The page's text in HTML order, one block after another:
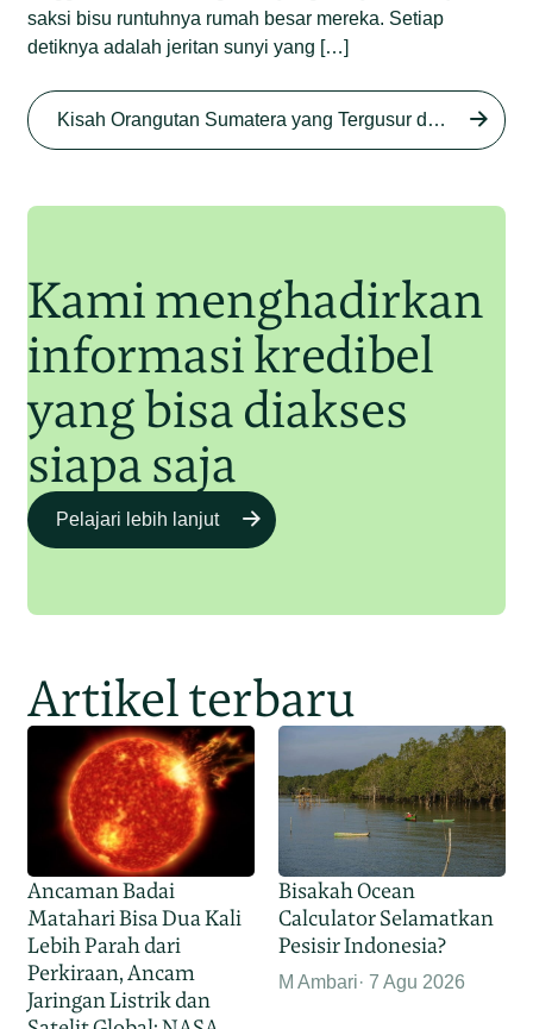
Sumatera di Rawa Tripa
Junaidi Hanafiah 27 Agu 2025
Begini Modus Perburuan
saksi bisu runtuhnya rumah besar mereka. Setiap
detiknya adalah jeritan sunyi yang […]
Kisah Orangutan Sumatera yang Tergusur dari Rumah Sendiri series
Kami menghadirkan
informasi kredibel
yang bisa diakses
siapa saja
Pelajari lebih lanjut
Artikel terbaru
Ancaman Badai
Matahari Bisa Dua Kali
Lebih Parah dari
Perkiraan, Ancam
Jaringan Listrik dan
Bisakah Ocean
Calculator Selamatkan
Pesisir Indonesia?
M Ambari 7 Agu 2026